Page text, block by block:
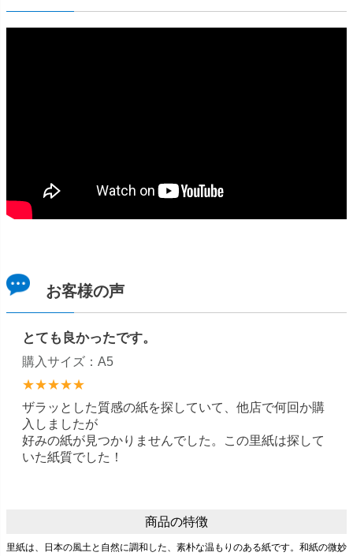
お客様の声
とても良かったです。
購入サイズ：A5
★★★★★
ザラッとした質感の紙を探していて、他店で何回か購
入しましたが
好みの紙が見つかりませんでした。この里紙は探して
いた紙質でした！
商品の特徴
里紙は、日本の風土と自然に調和した、素朴な温もりのある紙です。和紙の微妙